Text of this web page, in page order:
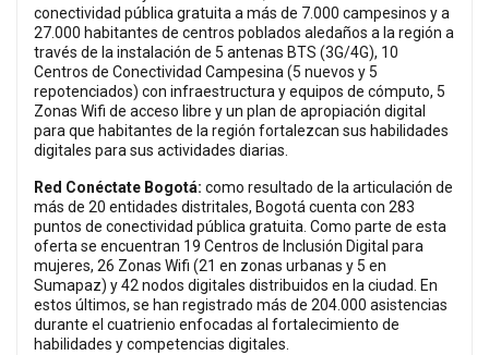
conectividad pública gratuita a más de 7.000 campesinos y a
27.000 habitantes de centros poblados aledaños a la región a
través de la instalación de 5 antenas BTS (3G/4G), 10
Centros de Conectividad Campesina (5 nuevos y 5
repotenciados) con infraestructura y equipos de cómputo, 5
Zonas Wifi de acceso libre y un plan de apropiación digital
para que habitantes de la región fortalezcan sus habilidades
digitales para sus actividades diarias.
Red Conéctate Bogotá: como resultado de la articulación de
más de 20 entidades distritales, Bogotá cuenta con 283
puntos de conectividad pública gratuita. Como parte de esta
oferta se encuentran 19 Centros de Inclusión Digital para
mujeres, 26 Zonas Wifi (21 en zonas urbanas y 5 en
Sumapaz) y 42 nodos digitales distribuidos en la ciudad. En
estos últimos, se han registrado más de 204.000 asistencias
durante el cuatrienio enfocadas al fortalecimiento de
habilidades y competencias digitales.